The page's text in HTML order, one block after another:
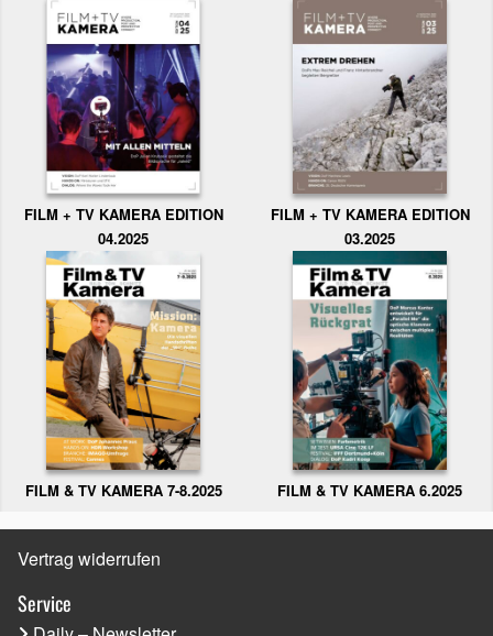
FILM + TV KAMERA EDITION
04.2025
FILM + TV KAMERA EDITION
03.2025
FILM & TV KAMERA 7-8.2025 FILM & TV KAMERA 6.2025
Vertrag widerrufen
Service